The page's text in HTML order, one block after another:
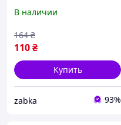
В наличии
110₴
164 ₴
Купить
zabka 93%